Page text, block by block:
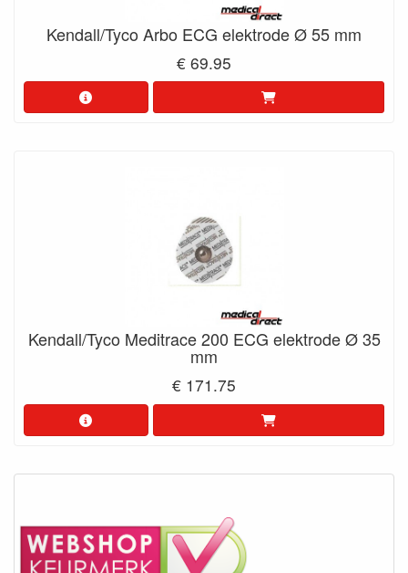
Kendall/Tyco Arbo ECG elektrode Ø 55 mm
€ 69.95
Kendall/Tyco Meditrace 200 ECG elektrode Ø 35
mm
€ 171.75